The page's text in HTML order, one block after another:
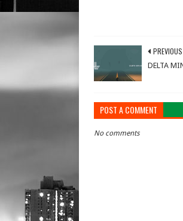
PREVIOUS
DELTA
POST A COMMENT
No comments